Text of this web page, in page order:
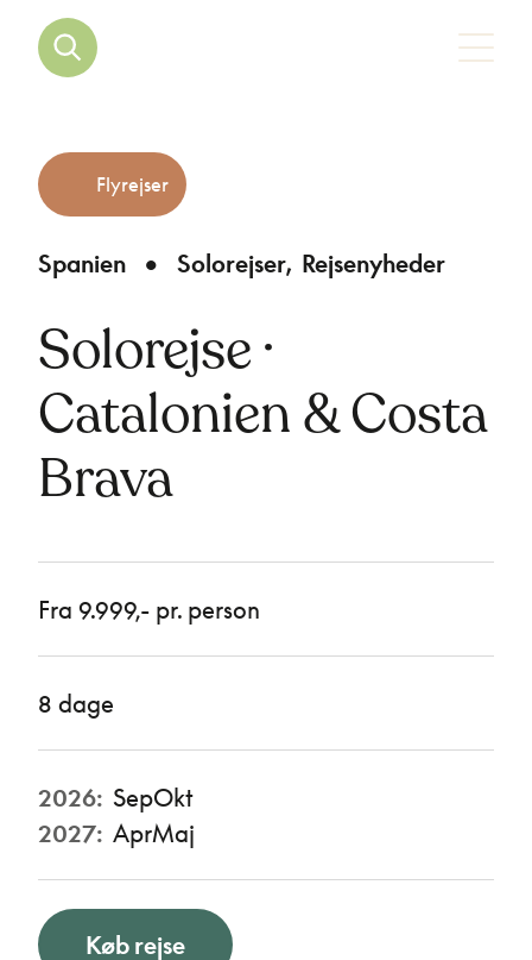
Spanien Solorejser Rejsenyheder
Flyrejser
Solorejse ·
Catalonien & Costa
Brava
Fra 9.999,- pr. person
8 dage
2026: SepOkt
2027: AprMaj
Køb rejse